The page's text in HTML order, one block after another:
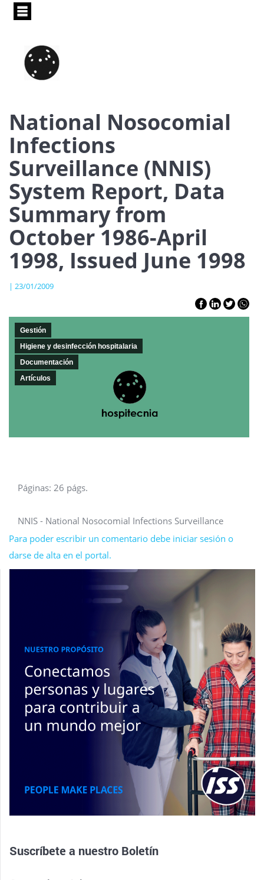
Pasar
principal
National Nosocomial
Infections
Surveillance (NNIS)
System Report, Data
Summary from
October 1986-April
1998, Issued June 1998
| 23/01/2009
Gestión
Higiene y desinfección hospitalaria
Documentación
Artículos
Páginas: 26 págs.
NNIS - National Nosocomial Infections Surveillance
Para poder escribir un comentario debe iniciar sesión o
darse de alta en el portal.
Suscríbete a nuestro Boletín